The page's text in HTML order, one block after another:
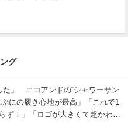
グ
た」 ニコアンドの“シャワーサン
にの履き心地が最高」「これで1
ず！」「ロゴが大きくて超かわい